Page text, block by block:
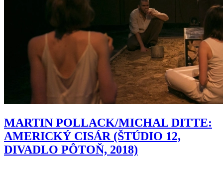
MARTIN POLLACK/MICHAL DITTE:
AMERICKÝ CISÁR (ŠTÚDIO 12,
DIVADLO PÔTOŇ, 2018)